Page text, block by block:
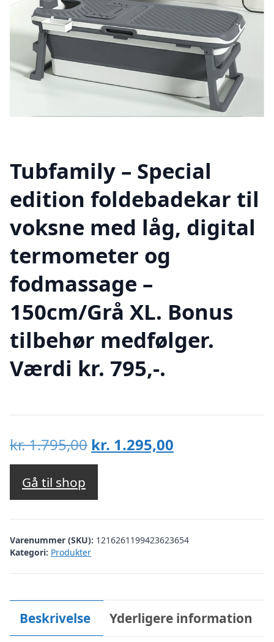
Tubfamily – Special
edition foldebadekar til
voksne med låg, digital
termometer og
fodmassage –
150cm/Grå XL. Bonus
tilbehør medfølger.
Værdi kr. 795,-.
kr.1.795,00 Den
oprindelige
var:
kr. 1.795,00.
kr. 1.295,00
kr. 1.295,00.
Gå til shop
Varenummer (SKU): 1216261199423623654
Kategori: Produkter
Beskrivelse Yderligere information